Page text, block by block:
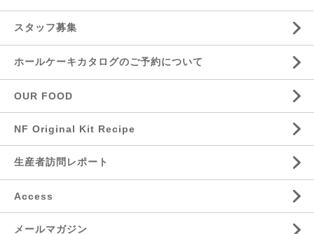
スタッフ募集
ホールケーキカタログのご予約について
OUR FOOD
NF Original Kit Recipe
生産者訪問レポート
Access
メールマガジン